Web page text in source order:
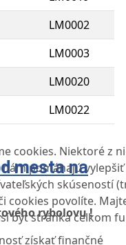
LM0002
LM0003
LM0020
LM0022
mesta na
rybolovu !
získať finančné
cookies. Niektoré z
pomáhajú vylepšiť
skúseností
cookies povolíte.
být stránka celkom